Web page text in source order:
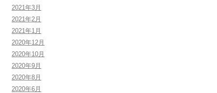
2021年3月
2021年2月
2021年1月
2020年12月
2020年10月
2020年9月
2020年8月
2020年6月